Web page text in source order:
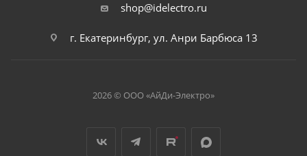
shop@idelectro.ru
г. Екатеринбург, ул. Анри Барбюса 13
2026 © ООО «АйДи-Электро»